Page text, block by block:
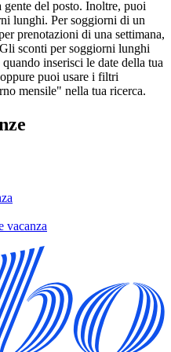
del posto. Inoltre, puoi
lunghi. Per soggiorni di un
prenotazioni di una settimana,
sconti per soggiorni lunghi
inserisci le date della tua
puoi usare i filtri
mensile" nella tua ricerca.
vacanza